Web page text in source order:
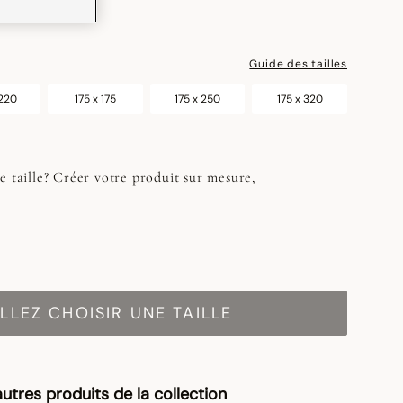
Guide des tailles
175 x 175 175 x 250 175 x 320
taille? Créer votre produit sur mesure,
CHOISIR UNE TAILLE
produits de la collection